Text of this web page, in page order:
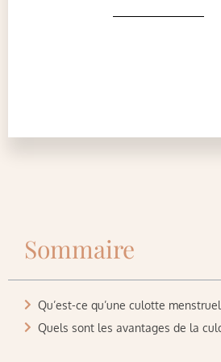
Sommaire
Qu’est-ce qu’une culotte
Quels sont les avantages de la